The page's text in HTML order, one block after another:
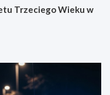
Trzeciego Wieku w